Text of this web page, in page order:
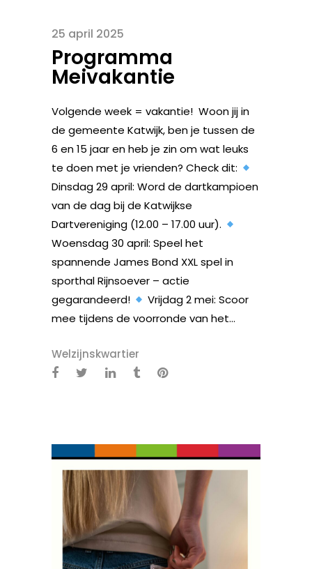
25 april 2025
Programma
Meivakantie
Volgende week = vakantie! Woon jij in
de gemeente Katwijk, ben je tussen de
6 en 15 jaar en heb je zin om wat leuks
te doen met je vrienden? Check dit:
Dinsdag 29 april: Word de dartkampioen
van de dag bij de Katwijkse
Dartvereniging (12.00 – 17.00 uur).
Woensdag 30 april: Speel het
spannende James Bond XXL spel in
sporthal Rijnsoever – actie
gegarandeerd!
Vrijdag 2 mei: Scoor
mee tijdens de voorronde van het...
Welzijnskwartier